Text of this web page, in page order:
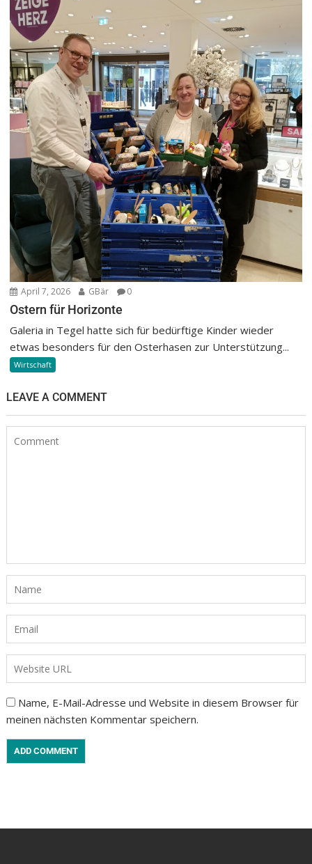
April 7, 2026 GBär 0
Ostern für Horizonte
Galeria in Tegel hatte sich für bedürftige Kinder wieder
etwas besonders für den Osterhasen zur Unterstützung...
Wirtschaft
LEAVE A COMMENT
Name, E-Mail-Adresse und Website in diesem Browser für
meinen nächsten Kommentar speichern.